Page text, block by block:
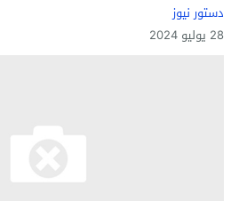
دستور نيوز
28 يوليو 2024